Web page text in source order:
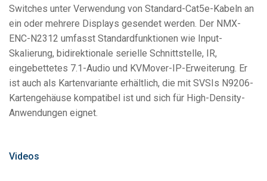
Switches unter Verwendung von Standard-Cat5e-Kabeln an
ein oder mehrere Displays gesendet werden. Der NMX-
ENC-N2312 umfasst Standardfunktionen wie Input-
Skalierung, bidirektionale serielle Schnittstelle, IR,
eingebettetes 7.1-Audio und KVMover-IP-Erweiterung. Er
ist auch als Kartenvariante erhältlich, die mit SVSIs N9206-
Kartengehäuse kompatibel ist und sich für High-Density-
Anwendungen eignet.
Videos